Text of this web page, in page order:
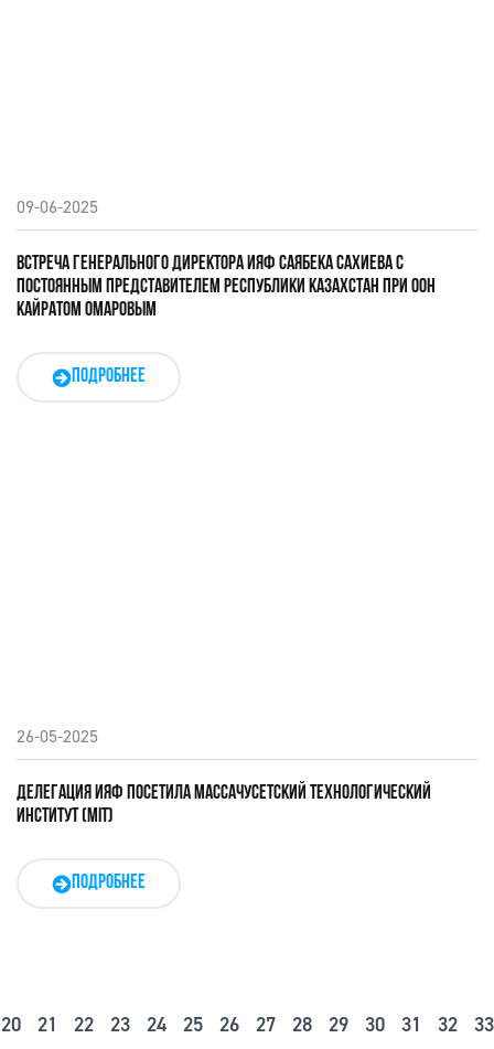
09-06-2025
ВСТРЕЧА ГЕНЕРАЛЬНОГО ДИРЕКТОРА ИЯФ САЯБЕКА САХИЕВА С
ПОСТОЯННЫМ ПРЕДСТАВИТЕЛЕМ РЕСПУБЛИКИ КАЗАХСТАН ПРИ ООН
КАЙРАТОМ ОМАРОВЫМ
ПОДРОБНЕЕ
26-05-2025
ДЕЛЕГАЦИЯ ИЯФ ПОСЕТИЛА МАССАЧУСЕТСКИЙ ТЕХНОЛОГИЧЕСКИЙ
ИНСТИТУТ (MIT)
ПОДРОБНЕЕ
20 21 22 23 24 25 26 27 28 29 30 31 32 33